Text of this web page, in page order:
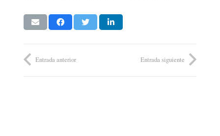
Entrada anterior Entrada siguiente